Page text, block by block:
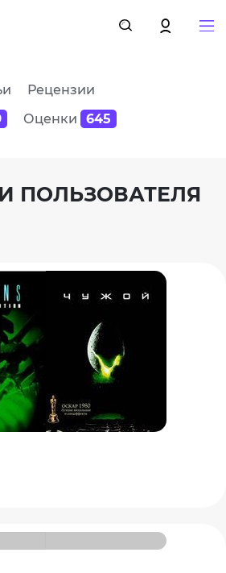
Рецензии
Оценки 645
ПОЛЬЗОВАТЕЛЯ